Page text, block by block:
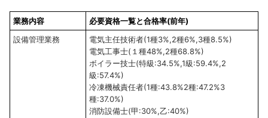
業務内容
必要資格一覧と合格率(前年)
設備管理業務
電気主任技術者(1種3%,2種6%,3種8.5%)
電気工事士(１種48%,2種68.8%)
ボイラー技士(特級:34.5%,1級:59.4%,2
級:57.4%)
冷凍機械責任者(1種:43.8%2種:47.2%3
種:37.0%)
消防設備士(甲:30%,乙:40%)